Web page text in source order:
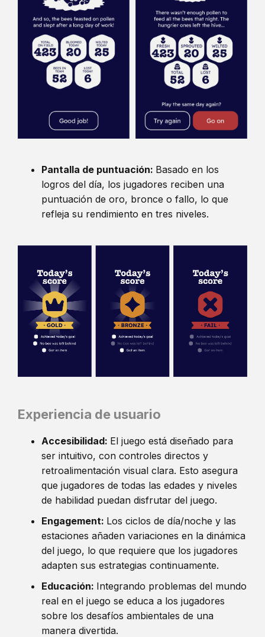
Pantalla de puntuación: Basado en los
logros del día, los jugadores reciben una
puntuación de oro, bronce o fallo, lo que
refleja su rendimiento en tres niveles.
Experiencia de usuario
Accesibilidad: El juego está diseñado para
ser intuitivo, con controles directos y
retroalimentación visual clara. Esto asegura
que jugadores de todas las edades y niveles
de habilidad puedan disfrutar del juego.
Engagement: Los ciclos de día/noche y las
estaciones añaden variaciones en la dinámica
del juego, lo que requiere que los jugadores
adapten sus estrategias continuamente.
Educación: Integrando problemas del mundo
real en el juego se educa a los jugadores
sobre los desafíos ambientales de una
manera divertida.